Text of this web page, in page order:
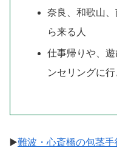
奈良、和歌山
ら来る人
仕事帰りや、
ンセリングに行
▶️難波・心斎橋の包茎